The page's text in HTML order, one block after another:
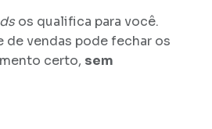
os qualifica para você.
de vendas pode fechar os
certo, sem